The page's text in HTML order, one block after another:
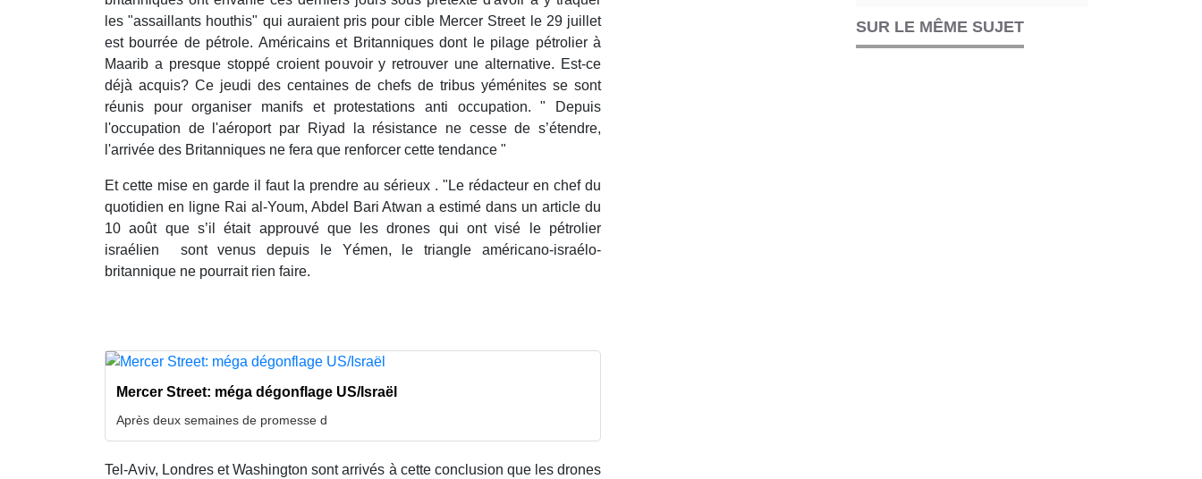
les "assaillants houthis" qui auraient pris pour cible Mercer Street le 29 juillet
est bourrée de pétrole. Américains et Britanniques dont le pilage pétrolier à
Maarib a presque stoppé croient pouvoir y retrouver une alternative. Est-ce
déjà acquis? Ce jeudi des centaines de chefs de tribus yéménites se sont
réunis pour organiser manifs et protestations anti occupation. " Depuis
l'occupation de l'aéroport par Riyad la résistance ne cesse de s’étendre,
l'arrivée des Britanniques ne fera que renforcer cette tendance "
Et cette mise en garde il faut la prendre au sérieux . "Le rédacteur en chef du
quotidien en ligne Rai al-Youm, Abdel Bari Atwan a estimé dans un article du
10 août que s’il était approuvé que les drones qui ont visé le pétrolier
israélien sont venus depuis le Yémen, le triangle américano-israélo-
britannique ne pourrait rien faire.
Mercer Street: méga dégonflage US/Israël
Après deux semaines de promesse d
Tel-Aviv, Londres et Washington sont arrivés à cette conclusion que les drones
SUR LE MÊME SUJET